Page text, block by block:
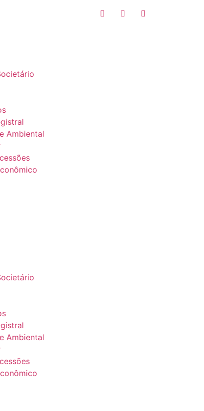
Ambiental
Ambiental